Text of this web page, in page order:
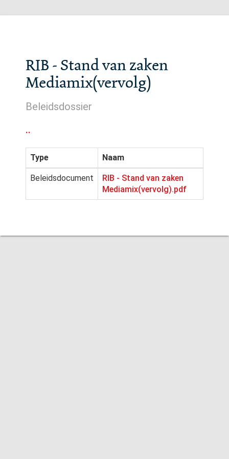
RIB - Stand van zaken
Mediamix(vervolg)
Beleidsdossier
..
Type Naam
Beleidsdocument
RIB - Stand van zaken
Mediamix(vervolg).pdf